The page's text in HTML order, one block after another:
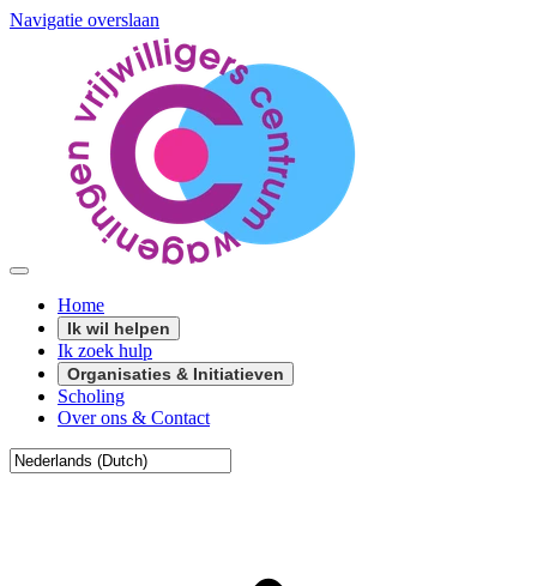
Navigatie overslaan
Home
Ik wil helpen
Ik zoek hulp
Organisaties & Initiatieven
Scholing
Over ons & Contact